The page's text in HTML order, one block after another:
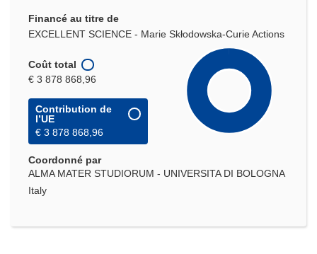
Financé au titre de
EXCELLENT SCIENCE - Marie Skłodowska-Curie Actions
Coût total
€ 3 878 868,96
Contribution de
l’UE
€ 3 878 868,96
Coordonné par
ALMA MATER STUDIORUM - UNIVERSITA DI BOLOGNA
Italy